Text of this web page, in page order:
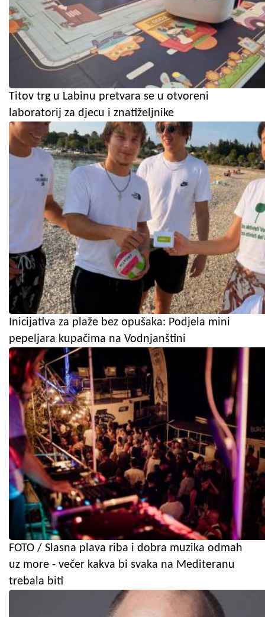
Titov trg u Labinu pretvara se u otvoreni
laboratorij za djecu i znatiželjnike
Inicijativa za plaže bez opušaka: Podjela mini
pepeljara kupačima na Vodnjanštini
FOTO / Slasna plava riba i dobra muzika odmah
uz more - večer kakva bi svaka na Mediteranu
trebala biti